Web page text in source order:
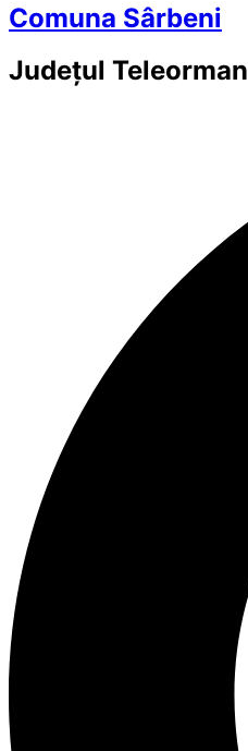
Comuna Sârbeni
Județul Teleorman